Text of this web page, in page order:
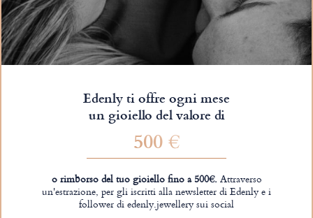
Edenly ti offre ogni mese
un gioiello del valore di
500 €
o rimborso del tuo gioiello fino a 500€.Attraverso
un'estrazione, per gli iscritti alla newsletter di Edenly e i
follower di edenly.jewellery sui social